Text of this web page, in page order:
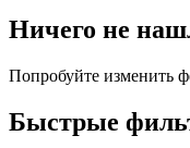
Ничего не
Попробуйте изменить
Быстрые